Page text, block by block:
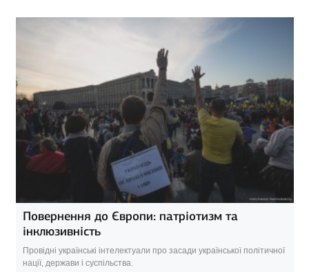
Повернення до Європи: патріотизм та
інклюзивність
Провідні українські інтелектуали про засади української політичної
нації, держави і суспільства.